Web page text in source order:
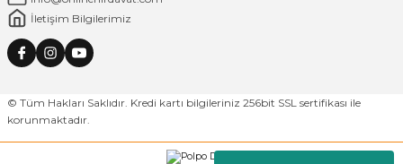
İletişim Bilgilerimiz
© Tüm Hakları Saklıdır. Kredi kartı bilgileriniz 256bit SSL sertifikası ile
korunmaktadır.